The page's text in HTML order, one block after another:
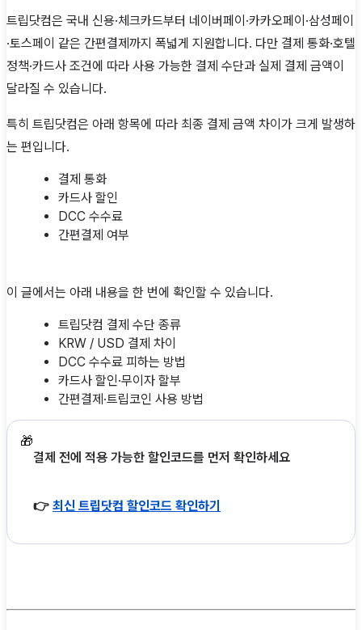
트립닷컴은 국내 신용·체크카드부터 네이버페이·카카오페이·삼성페이
·토스페이 같은 간편결제까지 폭넓게 지원합니다. 다만 결제 통화·호텔
정책·카드사 조건에 따라 사용 가능한 결제 수단과 실제 결제 금액이
달라질 수 있습니다.
특히 트립닷컴은 아래 항목에 따라 최종 결제 금액 차이가 크게 발생하
는 편입니다.
결제 통화
카드사 할인
DCC 수수료
간편결제 여부
이 글에서는 아래 내용을 한 번에 확인할 수 있습니다.
트립닷컴 결제 수단 종류
KRW / USD 결제 차이
DCC 수수료 피하는 방법
카드사 할인·무이자 할부
간편결제·트립코인 사용 방법
🎁
결제 전에 적용 가능한 할인코드를 먼저 확인하세요
👉 최신 트립닷컴 할인코드 확인하기